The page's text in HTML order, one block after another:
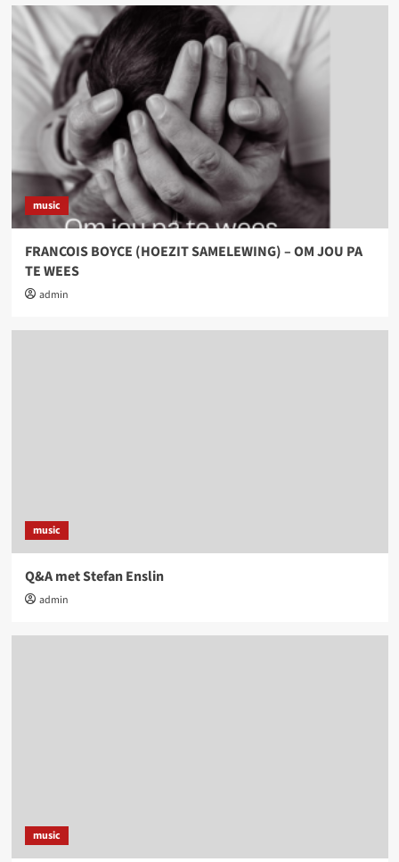
music
FRANCOIS BOYCE (HOEZIT SAMELEWING) – OM JOU PA
TE WEES
admin
music
Q&A met Stefan Enslin
admin
music